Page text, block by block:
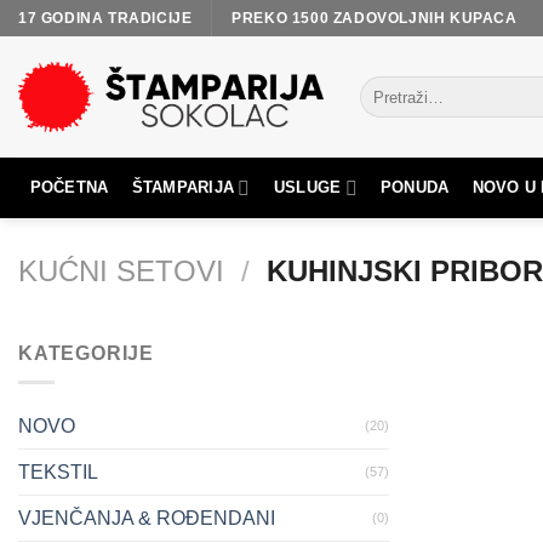
Skip
content
17 GODINA TRADICIJE PREKO 1500 ZADOVOLJNIH KUPACA
POČETNA ŠTAMPARIJA USLUGE PONUDA NOVO U
KUĆNI SETOVI / KUHINJSKI PRIBOR
KATEGORIJE
NOVO (20)
TEKSTIL (57)
VJENČANJA & ROĐENDANI (0)